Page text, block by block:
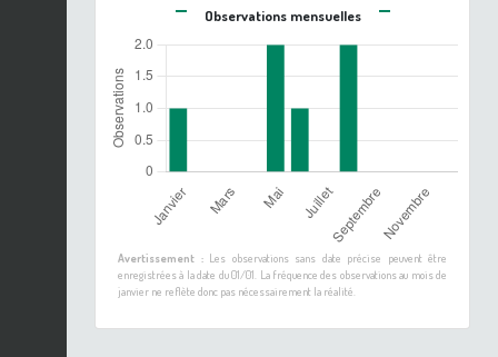
Observations mensuelles
Avertissement :Les observations sans date précise peuvent être
enregistrées à la date du 01/01. La fréquence des observations au mois de
janvier ne reflète donc pas nécessairement la réalité.